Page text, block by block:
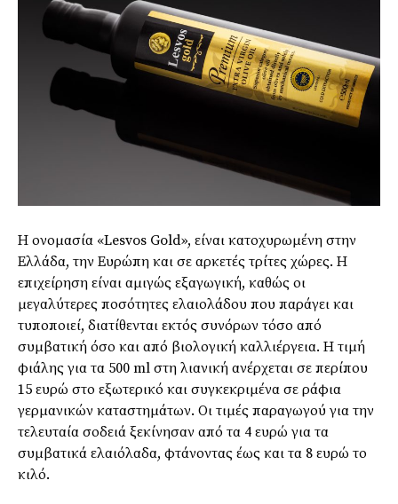
Η ονομασία «Lesvos Gold», είναι κατοχυρωμένη στην
Ελλάδα, την Ευρώπη και σε αρκετές τρίτες χώρες. Η
επιχείρηση είναι αμιγώς εξαγωγική, καθώς οι
μεγαλύτερες ποσότητες ελαιολάδου που παράγει και
τυποποιεί, διατίθενται εκτός συνόρων τόσο από
συμβατική όσο και από βιολογική καλλιέργεια. Η τιμή
φιάλης για τα 500 ml στη λιανική ανέρχεται σε περίπου
15 ευρώ στο εξωτερικό και συγκεκριμένα σε ράφια
γερμανικών καταστημάτων. Οι τιμές παραγωγού για την
τελευταία σοδειά ξεκίνησαν από τα 4 ευρώ για τα
συμβατικά ελαιόλαδα, φτάνοντας έως και τα 8 ευρώ το
κιλό.